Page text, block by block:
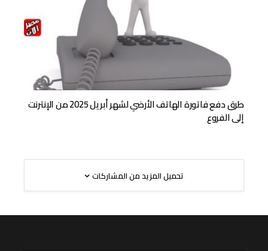
طرق دفع فاتورة الهاتف الأرضي لشهر أبريل 2025 من الإنترنت
إلى الفروع
تحميل المزيد من المشاركات